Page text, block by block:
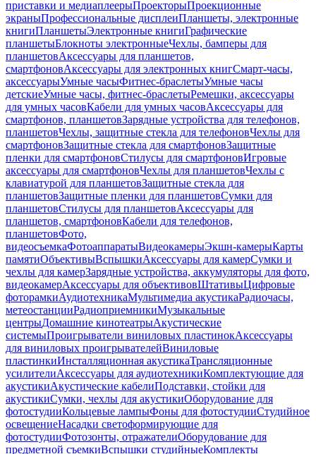
приставки и медиаплеерыПроекторыПроекционные
экраныПрофессиональные дисплеиПланшеты, электронные
книгиПланшетыЭлектронные книгиГрафические
планшетыБлокноты электронныеЧехлы, бамперы для
планшетовАксессуары для планшетов,
смартфоновАксессуары для электронных книгСмарт-часы,
аксессуарыУмные часыФитнес-браслетыУмные часы
детскиеУмные часы, фитнес-браслетыРемешки, аксессуары
для умных часовКабели для умных часовАксессуары для
смартфонов, планшетовЗарядные устройства для телефонов,
планшетовЧехлы, защитные стекла для телефоновЧехлы для
смартфоновЗащитные стекла для смартфоновЗащитные
пленки для смартфоновСтилусы для смартфоновИгровые
аксессуары для смартфоновЧехлы для планшетовЧехлы с
клавиатурой для планшетовЗащитные стекла для
планшетовЗащитные пленки для планшетовСумки для
планшетовСтилусы для планшетовАксессуары для
планшетов, смартфоновКабели для телефонов,
планшетовФото,
видеосъемкаФотоаппаратыВидеокамерыЭкшн-камерыКарты
памятиОбъективыВспышкиАксессуары для камерСумки и
чехлы для камерЗарядные устройства, аккумуляторы для фото,
видеокамерАксессуары для объективовШтативыЦифровые
фоторамкиАудиотехникаМультимедиа акустикаРадиочасы,
метеостанцииРадиоприемникиМузыкальные
центрыДомашние кинотеатрыАкустические
системыПроигрыватели виниловых пластинокАксессуары
для виниловых проигрывателейВиниловые
пластинкиИнсталляционная акустикаТрансляционные
усилителиАксессуары для аудиотехникиКомплектующие для
акустикиАкустические кабелиПодставки, стойки для
акустикиСумки, чехлы для акустикиОборудование для
фотостудииКольцевые лампыФоны для фотостудииСтудийное
освещениеНасадки светоформирующие для
фотостудииФотозонты, отражателиОборудование для
предметной съемкиВспышки студийныеКомплекты